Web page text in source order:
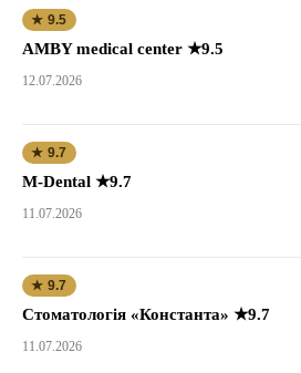
★ 9.5
AMBY medical center ★9.5
12.07.2026
★ 9.7
M-Dental ★9.7
11.07.2026
★ 9.7
Стоматологія «Константа» ★9.7
11.07.2026